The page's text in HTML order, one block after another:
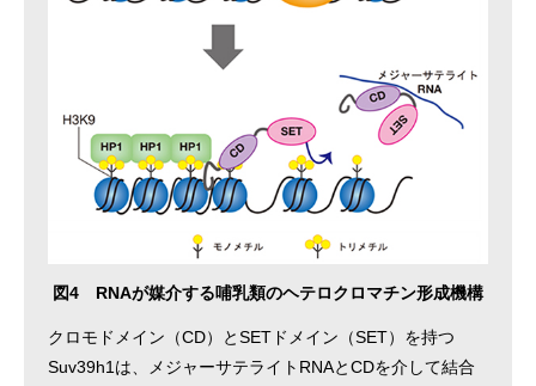
図4 RNAが媒介する哺乳類のヘテロクロマチン形成機構
クロモドメイン（CD）とSETドメイン（SET）を持つ
Suv39h1は、メジャーサテライトRNAとCDを介して結合